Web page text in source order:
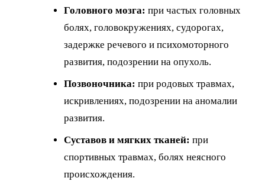
Головного мозга: при частых головных
болях, головокружениях, судорогах,
задержке речевого и психомоторного
развития, подозрении на опухоль.
Позвоночника: при родовых травмах,
искривлениях, подозрении на аномалии
развития.
Суставов и мягких тканей: при
спортивных травмах, болях неясного
происхождения.